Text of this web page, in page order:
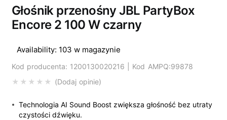
Głośnik przenośny JBL PartyBox
Encore 2 100 W czarny
Dodaj opinie
Availability: 103 w magazynie
Kod producenta: 1200130020216 | Kod AMPQ:99878
Technologia AI Sound Boost zwiększa głośność bez utraty
czystości dźwięku.